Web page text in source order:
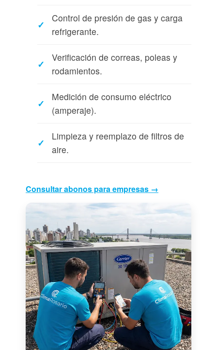
Control de presión de gas y carga
refrigerante.
Verificación de correas, poleas y
rodamientos.
Medición de consumo eléctrico
(amperaje).
Limpieza y reemplazo de filtros de
aire.
Consultar abonos para empresas →